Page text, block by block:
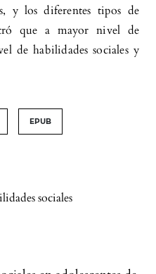
sociales
y los diferentes tipos de
que a mayor nivel de
de habilidades sociales y
EPUB